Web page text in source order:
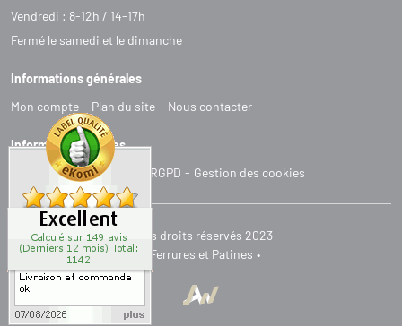
Vendredi : 8-12h / 14-17h
Fermé le samedi et le dimanche
Informations générales
Mon compte
Plan du site Nous contacter
Informations légales
Mentions légales RGPD Gestion des cookies
Tous droits réservés 2023
Ferrures et Patines